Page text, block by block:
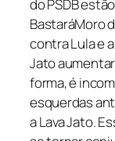
do PSDB
BastaráMoro
contra Lula e
Jato
forma, é
esquerdas
a Lava Jato.